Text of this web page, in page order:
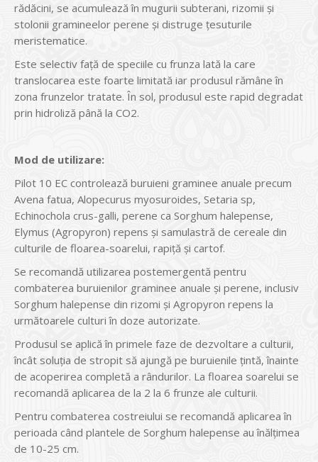
rădăcini, se acumulează în mugurii subterani, rizomii și
stolonii gramineelor perene și distruge țesuturile
meristematice.
Este selectiv față de speciile cu frunza lată la care
translocarea este foarte limitată iar produsul rămâne în
zona frunzelor tratate. În sol, produsul este rapid degradat
prin hidroliză până la CO2.
Mod de utilizare:
Pilot 10 EC controlează buruieni graminee anuale precum
Avena fatua, Alopecurus myosuroides, Setaria sp,
Echinochola crus-galli, perene ca Sorghum halepense,
Elymus (Agropyron) repens și samulastră de cereale din
culturile de floarea-soarelui, rapiță și cartof.
Se recomandă utilizarea postemergentă pentru
combaterea buruienilor graminee anuale și perene, inclusiv
Sorghum halepense din rizomi și Agropyron repens la
următoarele culturi în doze autorizate.
Produsul se aplică în primele faze de dezvoltare a culturii,
încât soluția de stropit să ajungă pe buruienile țintă, înainte
de acoperirea completă a rândurilor. La floarea soarelui se
recomandă aplicarea de la 2 la 6 frunze ale culturii.
Pentru combaterea costreiului se recomandă aplicarea în
perioada când plantele de Sorghum halepense au înălțimea
de 10-25 cm.